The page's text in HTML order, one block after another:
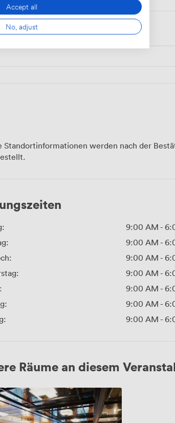
And Drink
Standortinformationen werden nach der
9:00 AM -
9:00 AM -
9:00 AM -
9:00 AM -
9:00 AM -
9:00 AM -
9:00 AM -
Räume an diesem
Accept all
No, adjust